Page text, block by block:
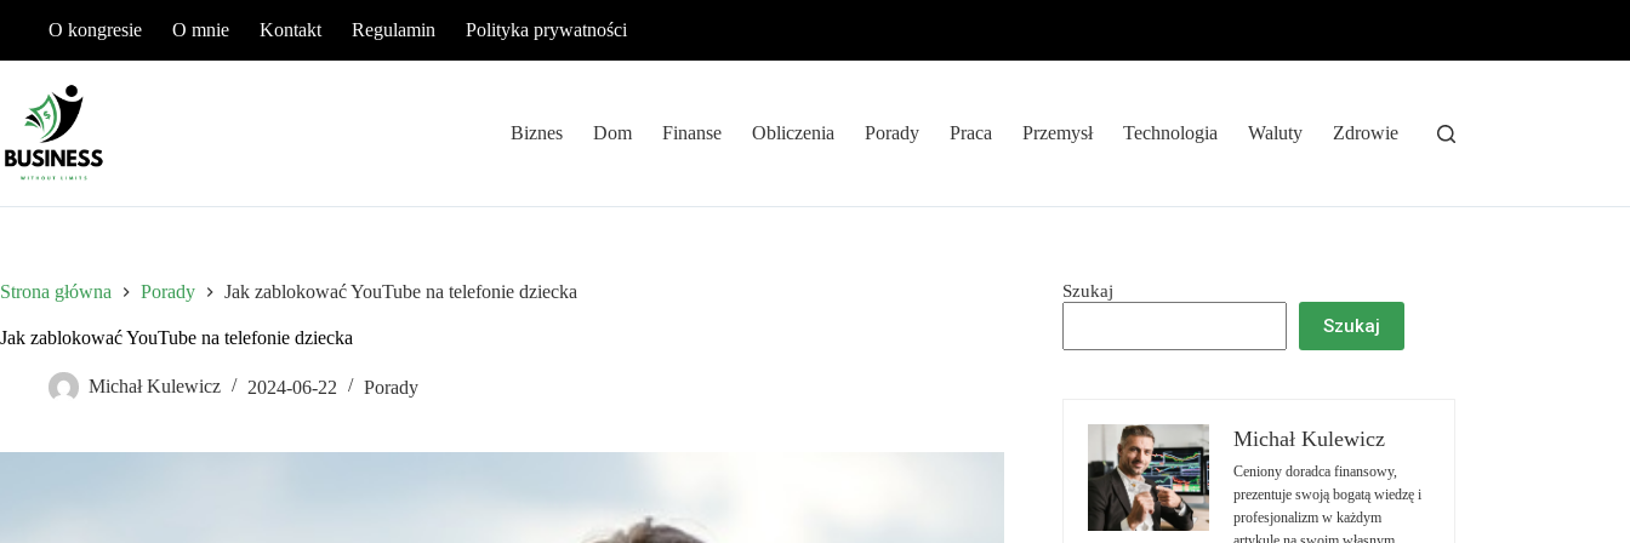
O kongresie O mnie Kontakt Regulamin Polityka prywatności
Biznes Dom Finanse Obliczenia Porady Praca Przemysł Technologia Waluty Zdrowie
Strona główna Porady Jak zablokować YouTube na telefonie dziecka
Jak zablokować YouTube na telefonie dziecka
Michał Kulewicz 2024-06-22 Porady
Szukaj
Szukaj
Michał Kulewicz
Ceniony doradca finansowy,
prezentuje swoją bogatą wiedzę i
profesjonalizm w każdym